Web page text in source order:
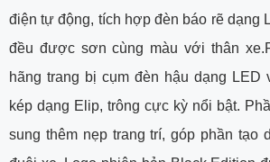
điện tự động, tích hợp đèn báo rẽ dạng
đều được sơn cùng màu với thân
hãng trang bị cụm đèn hậu dạng LED
kép dạng Elip, trông cực kỳ nổi bật.
sung thêm nẹp trang trí, góp phần tạo